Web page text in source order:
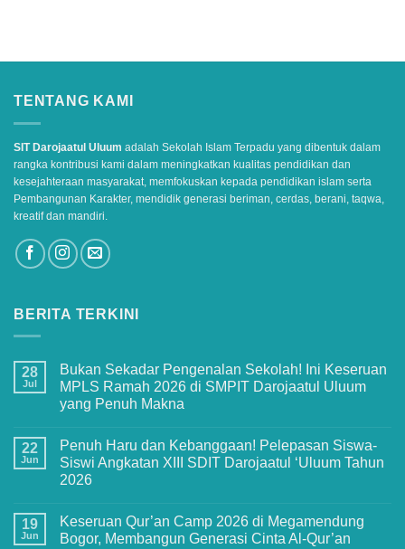
TENTANG KAMI
SIT Darojaatul Uluum adalah Sekolah Islam Terpadu yang dibentuk dalam
rangka kontribusi kami dalam meningkatkan kualitas pendidikan dan
kesejahteraan masyarakat, memfokuskan kepada pendidikan islam serta
Pembangunan Karakter, mendidik generasi beriman, cerdas, berani, taqwa,
kreatif dan mandiri.
BERITA TERKINI
28
Jul
Bukan Sekadar Pengenalan Sekolah! Ini Keseruan
MPLS Ramah 2026 di SMPIT Darojaatul Uluum
yang Penuh Makna
on
Bukan
Sekadar
Pengenalan
Keseruan
MPLS
Ramah
22
Jun
Penuh Haru dan Kebanggaan! Pelepasan Siswa-
Siswi Angkatan XIII SDIT Darojaatul ‘Uluum Tahun
2026
on
Penuh
Haru
19
Jun
Keseruan Qur’an Camp 2026 di Megamendung
Bogor, Membangun Generasi Cinta Al-Qur’an